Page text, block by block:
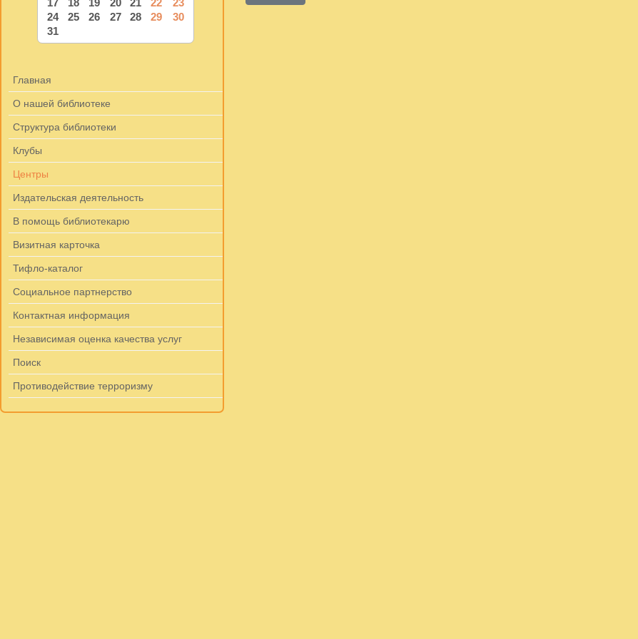
17
18 19 20 21 22
23
24
25 26 27 28 29
30
31
Главная
О нашей библиотеке
Структура библиотеки
Клубы
Центры
Издательская деятельность
В помощь библиотекарю
Визитная карточка
Тифло-каталог
Социальное партнерство
Контактная информация
Независимая оценка качества услуг
Поиск
Противодействие терроризму